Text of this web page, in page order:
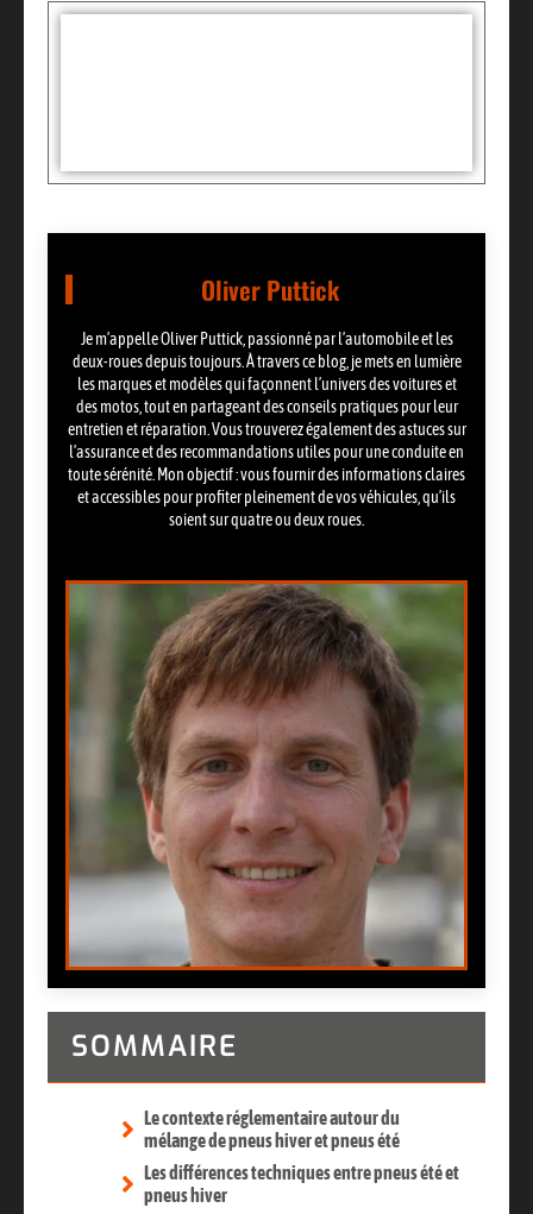
Oliver Puttick
Je m’appelle Oliver Puttick, passionné par l’automobile et les
deux-roues depuis toujours. À travers ce blog, je mets en lumière
les marques et modèles qui façonnent l’univers des voitures et
des motos, tout en partageant des conseils pratiques pour leur
entretien et réparation. Vous trouverez également des astuces sur
l’assurance et des recommandations utiles pour une conduite en
toute sérénité. Mon objectif : vous fournir des informations claires
et accessibles pour profiter pleinement de vos véhicules, qu’ils
soient sur quatre ou deux roues.
SOMMAIRE
Le contexte réglementaire autour du
mélange de pneus hiver et pneus été
Les différences techniques entre pneus été et
pneus hiver